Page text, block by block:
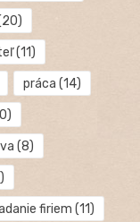
(11)
práca (14)
(8)
firiem (11)